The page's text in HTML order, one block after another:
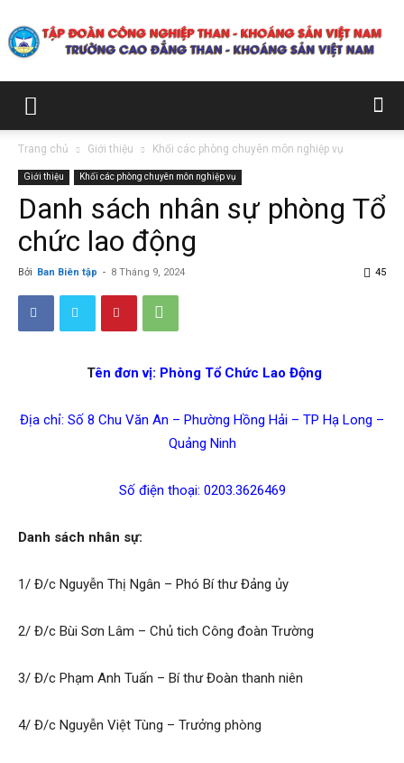
Trường
Trang chủ Giới thiệu Khối các phòng chuyên môn nghiệp vụ
Giới thiệu Khối các phòng chuyên môn nghiệp vụ
Danh sách nhân sự phòng Tổ
chức lao động
Bởi Ban Biên tập - 8 Tháng 9, 2024 45
Tên đơn vị: Phòng Tổ Chức Lao Động
Địa chỉ: Số 8 Chu Văn An – Phường Hồng Hải – TP Hạ Long –
Quảng Ninh
Số điện thoại: 0203.3626469
Danh sách nhân sự:
1/ Đ/c Nguyễn Thị Ngân – Phó Bí thư Đảng ủy
2/ Đ/c Bùi Sơn Lâm – Chủ tich Công đoàn Trường
3/ Đ/c Phạm Anh Tuấn – Bí thư Đoàn thanh niên
4/ Đ/c Nguyễn Việt Tùng – Trưởng phòng